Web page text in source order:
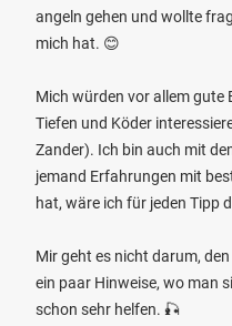
angeln gehen und wollte
mich hat. 😊
Mich würden vor allem gute
Tiefen und Köder
Zander). Ich bin auch mit
jemand Erfahrungen mit
hat, wäre ich für jeden Tipp
Mir geht es nicht darum,
ein paar Hinweise, wo man
schon sehr helfen. 🎣